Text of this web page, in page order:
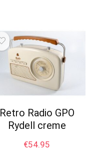
Retro Radio GPO
Rydell creme
€54.95